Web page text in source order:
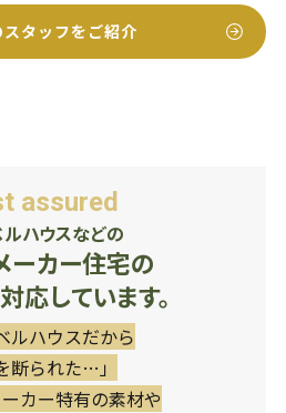
タッフをご紹介
assured
ハウスなどの
ーカー住宅の
応しています。
ルハウスだから
断られた…」
ーカー特有の素材や